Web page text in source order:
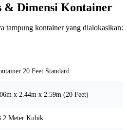
& Dimensi Kontainer
tampung kontainer yang dialokasikan:
20 Feet Standard
x 2.44m x 2.59m (20 Feet)
Meter Kubik